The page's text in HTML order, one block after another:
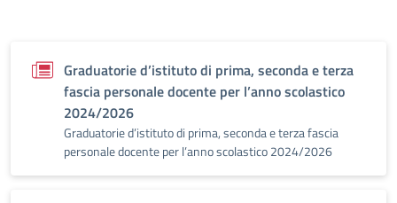
Graduatorie d’istituto di prima, seconda e terza
fascia personale docente per l’anno scolastico
2024/2026
Graduatorie d’istituto di prima, seconda e terza fascia
personale docente per l’anno scolastico 2024/2026